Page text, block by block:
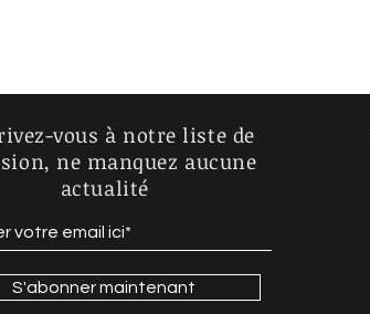
vous à notre liste de
ne manquez aucune
actualité
S'abonner maintenant